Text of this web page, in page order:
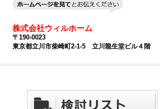
株式会社ウィルホーム
〒190-0023
東京都立川市柴崎町2-1-5 立川龍生堂ビル４階